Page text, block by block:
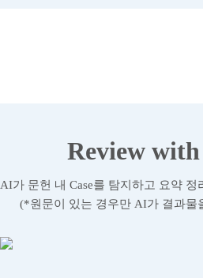
Review
AI가 문헌 내 Case를 탐지하고 요약 정
(*원문이 있는 경우만 AI가 결과물